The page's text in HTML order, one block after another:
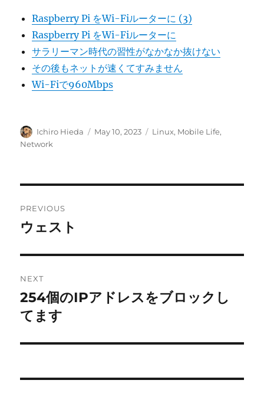
Raspberry Pi をWi-Fiルーターに (3)
Raspberry Pi をWi-Fiルーターに
サラリーマン時代の習性がなかなか抜けない
その後もネットが速くてすみません
Wi-Fiで960Mbps
Author
Ichiro Hieda
Posted
May 10, 2023 Categories
Linux, Mobile Life,
Network
navigation
PREVIOUS
Previous
ウェスト
NEXT
Next
post:
254個のIPアドレスをブロックし
てます